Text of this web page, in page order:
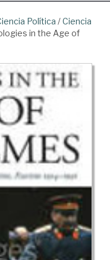
Política /Ciencia
in the Age of